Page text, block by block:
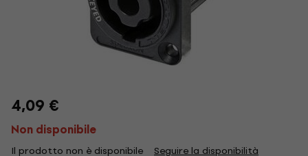
4,09 €
Non disponibile
Il prodotto non è disponibile Seguire la disponibilità